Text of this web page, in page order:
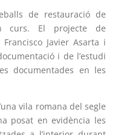
de restauració de
curs. El projecte de
Javier Asarta i
i de l’estudi
documentades en les
vila romana del segle
posat en evidència les